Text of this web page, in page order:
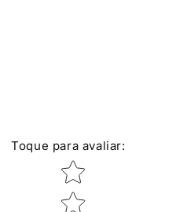
Toque para avaliar:
Classificação por